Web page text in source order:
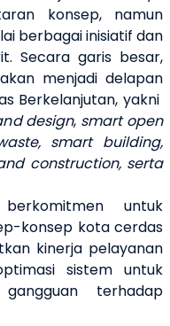
konsep, namun
berbagai inisiatif dan
Secara garis besar,
menjadi delapan
Berkelanjutan, yakni
design, smart open
smart building,
construction, serta
untuk
konsep kota cerdas
kinerja pelayanan
sistem untuk
terhadap